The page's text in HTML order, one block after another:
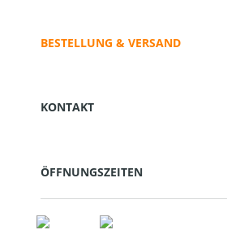
BESTELLUNG & VERSAND
KONTAKT
ÖFFNUNGSZEITEN